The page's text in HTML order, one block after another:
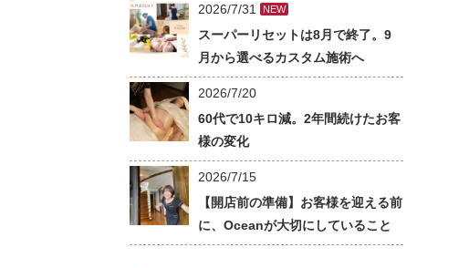
2026/7/31 NEW
スーパーリセットは8月で終了。9
月から選べるカスタム施術へ
2026/7/20
60代で10キロ減。2年間続けたお客
様の変化
2026/7/15
【開店前の準備】お客様を迎える前
に、Oceanが大切にしていること